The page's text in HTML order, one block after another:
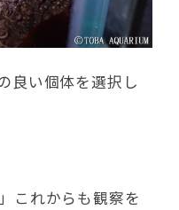
良い個体を選択し
これからも観察を